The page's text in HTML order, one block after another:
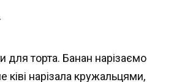
для торта. Банан нарізаємо
нарізала кружальцями,